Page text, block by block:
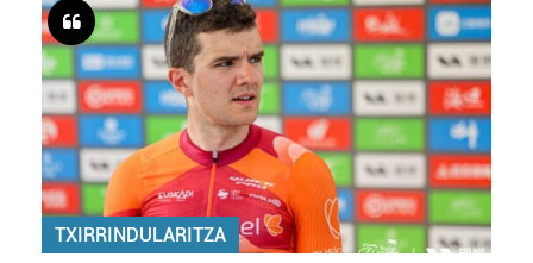
TXIRRINDULARITZA